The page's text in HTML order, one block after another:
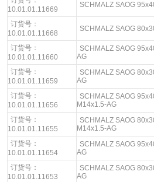
10.01.01.11669
SCHMALZ SAOG
订货号：
10.01.01.11668
SCHMALZ SAOG
订货号：
10.01.01.11660
SCHMALZ SAOG
AG
订货号：
10.01.01.11659
SCHMALZ SAOG
AG
订货号：
10.01.01.11656
SCHMALZ SAOG
M14x1.5-AG
订货号：
10.01.01.11655
SCHMALZ SAOG
M14x1.5-AG
订货号：
10.01.01.11654
SCHMALZ SAOG
AG
订货号：
10.01.01.11653
SCHMALZ SAOG
AG